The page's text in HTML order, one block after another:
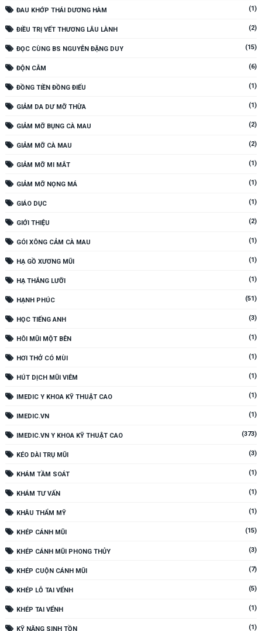
ĐAU KHỚP THÁI DƯƠNG HÀM (1)
ĐIỀU TRỊ VẾT THƯƠNG LÂU LÀNH (2)
ĐỌC CÙNG BS NGUYỄN ĐẶNG DUY (15)
ĐỘN CẰM (6)
ĐỒNG TIỀN ĐỒNG ĐIẾU (1)
GIẢM DA DƯ MỠ THỪA (1)
GIẢM MỠ BỤNG CÀ MAU (2)
GIẢM MỠ CÀ MAU (2)
GIẢM MỠ MI MẮT (1)
GIẢM MỠ NỌNG MÁ (1)
GIÁO DỤC (1)
GIỚI THIỆU (2)
GÓI XÔNG CẢM CÀ MAU (1)
HẠ GỒ XƯƠNG MŨI (1)
HẠ THẮNG LƯỠI (1)
HẠNH PHÚC (51)
HỌC TIẾNG ANH (3)
HÔI MŨI MỘT BÊN (1)
HƠI THỞ CÓ MÙI (1)
HÚT DỊCH MŨI VIÊM (1)
IMEDIC Y KHOA KỸ THUẬT CAO (1)
IMEDIC.VN (1)
IMEDIC.VN Y KHOA KỸ THUẬT CAO (373)
KÉO DÀI TRỤ MŨI (3)
KHÁM TẦM SOÁT (1)
KHÁM TƯ VẤN (1)
KHÂU THẨM MỸ (1)
KHÉP CÁNH MŨI (15)
KHÉP CÁNH MŨI PHONG THỦY (3)
KHÉP CUỘN CÁNH MŨI (7)
KHÉP LỖ TAI VỂNH (5)
KHÉP TAI VỂNH (1)
KỸ NĂNG SINH TỒN (1)